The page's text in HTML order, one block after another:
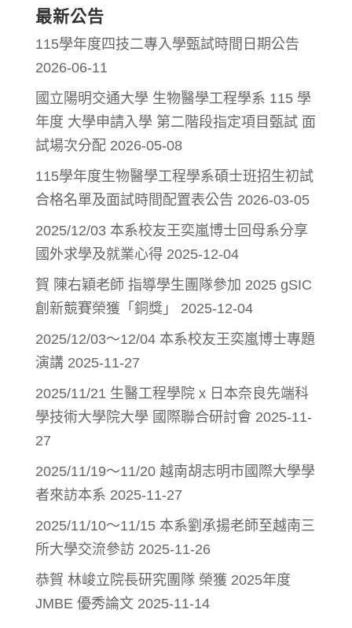
最新公告
115學年度四技二專入學甄試時間日期公告
2026-06-11
國立陽明交通大學 生物醫學工程學系 115 學
年度 大學申請入學 第二階段指定項目甄試 面
試場次分配 2026-05-08
115學年度生物醫學工程學系碩士班招生初試
合格名單及面試時間配置表公告 2026-03-05
2025/12/03 本系校友王奕嵐博士回母系分享
國外求學及就業心得 2025-12-04
賀 陳右穎老師 指導學生團隊參加 2025 gSIC
創新競賽榮獲「銅獎」
2025-12-04
2025/12/03～12/04 本系校友王奕嵐博士專題
演講 2025-11-27
2025/11/21 生醫工程學院 x 日本奈良先端科
學技術大學院大學 國際聯合研討會 2025-11-
27
2025/11/19～11/20 越南胡志明市國際大學學
者來訪本系 2025-11-27
2025/11/10～11/15 本系劉承揚老師至越南三
所大學交流參訪 2025-11-26
恭賀 林峻立院長研究團隊 榮獲 2025年度
JMBE 優秀論文 2025-11-14